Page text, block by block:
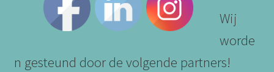
Wij
worde
n gesteund door de volgende partners!